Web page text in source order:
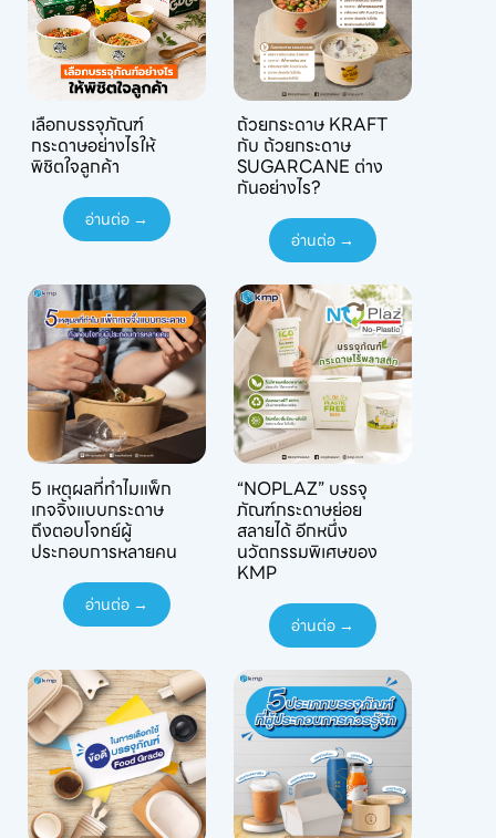
เลือกบรรจุภัณฑ์
กระดาษอย่างไรให้
พิชิตใจลูกค้า
อ่านต่อ →
ถ้วยกระดาษ KRAFT
กับ ถ้วยกระดาษ
SUGARCANE ต่าง
กันอย่างไร?
อ่านต่อ →
5 เหตุผลที่ทำไมแพ็ก
เกจจิ้งแบบกระดาษ
ถึงตอบโจทย์ผู้
ประกอบการหลายคน
อ่านต่อ →
“NOPLAZ” บรรจุ
ภัณฑ์กระดาษย่อย
สลายได้ อีกหนึ่ง
นวัตกรรมพิเศษของ
KMP
อ่านต่อ →